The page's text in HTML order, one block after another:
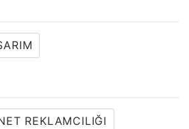
REKLAMCILIĞI